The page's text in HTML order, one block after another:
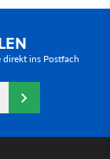
ins Postfach